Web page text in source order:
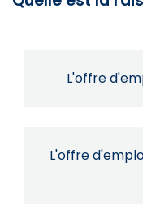
L'offre
L'offre